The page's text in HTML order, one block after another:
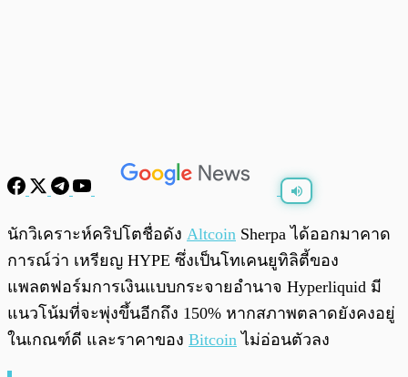
พร้อมเล่น 0:00
นักวิเคราะห์คริปโตชื่อดัง Altcoin Sherpa ได้ออกมาคาด
การณ์ว่า เหรียญ HYPE ซึ่งเป็นโทเคนยูทิลิตี้ของ
แพลตฟอร์มการเงินแบบกระจายอำนาจ Hyperliquid มี
แนวโน้มที่จะพุ่งขึ้นอีกถึง 150% หากสภาพตลาดยังคงอยู่
ในเกณฑ์ดี และราคาของ Bitcoin ไม่อ่อนตัวลง